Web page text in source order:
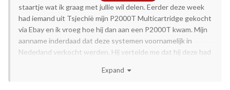
staartje wat ik graag met jullie wil delen. Eerder deze week
had iemand uit Tsjechië mijn P2000T Multicartridge gekocht
via Ebay en ik vroeg hoe hij dan aan een P2000T kwam. Mijn
aanname inderdaad dat deze systemen voornamelijk in
Nederland verkocht werden. Hij vertelde me dat hij deze had
verwezen werd: de P2000T uit Oostenrijk
Expand